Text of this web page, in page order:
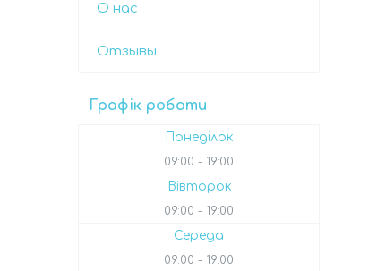
О нас
Отзывы
Графік роботи
Понеділок
09:00 19:00
Вівторок
09:00 19:00
Середа
09:00 19:00